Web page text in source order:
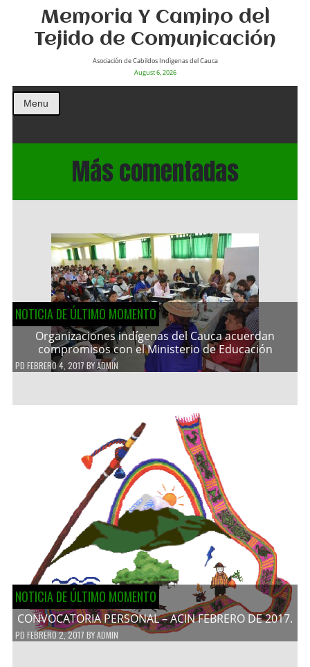
Memoria Y Camino del
Tejido de Comunicación
Asociación de Cabildos Indìgenas del Cauca
August 6, 2026
Menu
Más comentadas
NOTICIA DE ÚLTIMO MOMENTO
Organizaciones indígenas del Cauca acuerdan
compromisos con el Ministerio de Educación
PD FEBRERO 4, 2017 BYADMIN
NOTICIA DE ÚLTIMO MOMENTO
CONVOCATORIA PERSONAL – ACIN FEBRERO DE 2017.
PD FEBRERO 2, 2017 BYADMIN